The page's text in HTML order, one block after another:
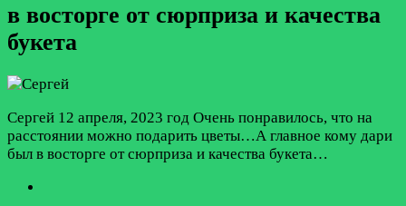
в восторге от сюрприза и качества
букета
Сергей 12 апреля, 2023 год Очень понравилось, что на
расстоянии можно подарить цветы…А главное кому дари
был в восторге от сюрприза и качества букета…